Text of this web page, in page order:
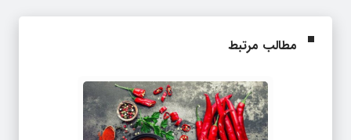
مطالب مرتبط